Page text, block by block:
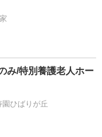
み/特別養護老人ホー
ひばりが丘